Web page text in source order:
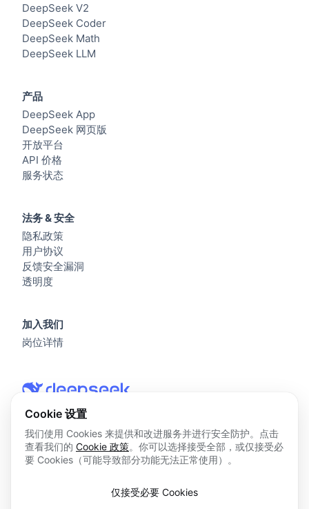
© 2026 杭州深度求索人工智能基础技术研究有限公司 版权所
浙ICP备2023025841号
DeepSeek V2
DeepSeek Coder
DeepSeek Math
DeepSeek LLM
产品
DeepSeek App
DeepSeek 网页版
开放平台
API 价格
服务状态
法务 & 安全
隐私政策
用户协议
反馈安全漏洞
透明度
加入我们
岗位详情
Cookie 设置
我们使用 Cookies 来提供和改进服务并进行安全防护。点击
查看我们的 Cookie 政策。你可以选择接受全部，或仅接受必
要 Cookies（可能导致部分功能无法正常使用）。
仅接受必要 Cookies